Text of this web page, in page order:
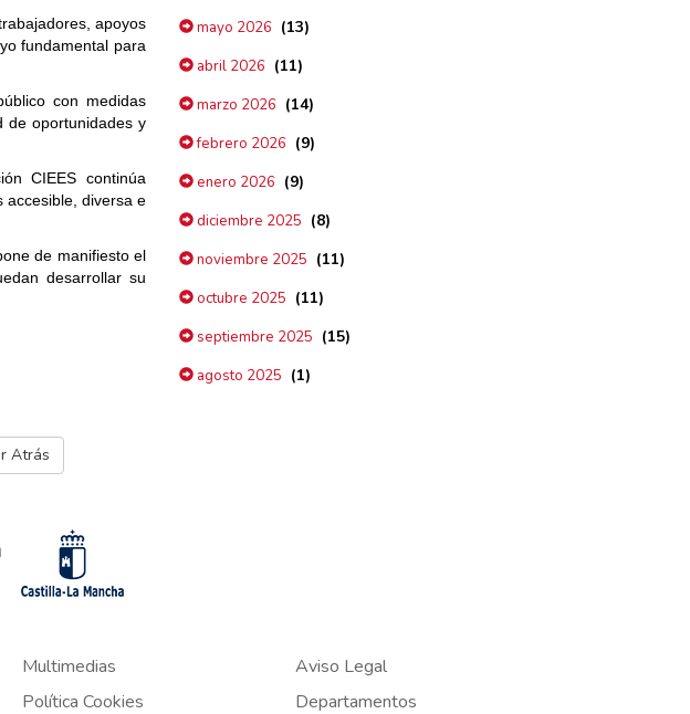
apoyos
fundamental para
con medidas
de oportunidades y
CIEES continúa
accesible, diversa e
de manifiesto el
desarrollar su
mayo 2026 (13)
abril 2026 (11)
marzo 2026 (14)
febrero 2026 (9)
enero 2026 (9)
diciembre 2025 (8)
noviembre 2025 (11)
octubre 2025 (11)
septiembre 2025 (15)
agosto 2025 (1)
Atrás
Multimedias
Aviso Legal
Política Cookies Departamentos